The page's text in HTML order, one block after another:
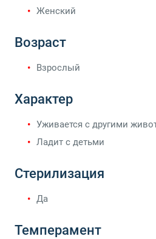
Женский
Возраст
Взрослый
Характер
Уживается с другими
Ладит с детьми
Стерилизация
Да
Темперамент